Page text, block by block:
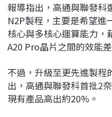
報導指出，高通與聯發科
N2P製程，主要是希望進
核心與多核心運算能力，
A20 Pro晶片之間的效能
不過，升級至更先進製程
出，高通與聯發科首批2
現有產品高出約20%。